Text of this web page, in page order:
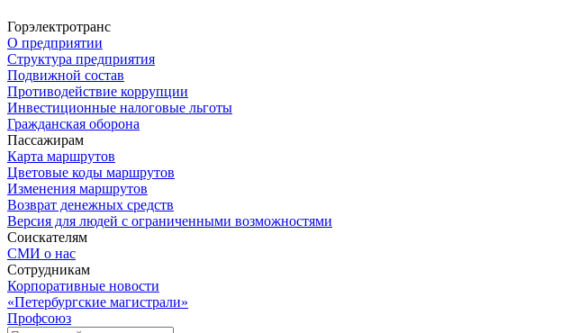
Горэлектротранс
О предприятии
Структура предприятия
Подвижной состав
Противодействие коррупции
Инвестиционные налоговые льготы
Гражданская оборона
Пассажирам
Карта маршрутов
Цветовые коды маршрутов
Изменения маршрутов
Возврат денежных средств
Версия для людей с ограниченными возможностями
Соискателям
СМИ о нас
Сотрудникам
Корпоративные новости
«Петербургские магистрали»
Профсоюз